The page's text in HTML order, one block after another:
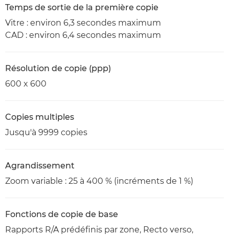
Temps de sortie de la première copie
Vitre : environ 6,3 secondes maximum
CAD : environ 6,4 secondes maximum
Résolution de copie (ppp)
600 x 600
Copies multiples
Jusqu'à 9999 copies
Agrandissement
Zoom variable : 25 à 400 % (incréments de 1 %)
Fonctions de copie de base
Rapports R/A prédéfinis par zone, Recto verso,